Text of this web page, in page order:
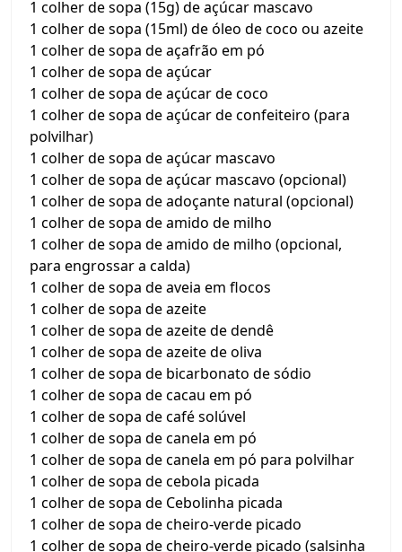
1 colher de sopa (15g) de açúcar mascavo
1 colher de sopa (15ml) de óleo de coco ou azeite
1 colher de sopa de açafrão em pó
1 colher de sopa de açúcar
1 colher de sopa de açúcar de coco
1 colher de sopa de açúcar de confeiteiro (para
polvilhar)
1 colher de sopa de açúcar mascavo
1 colher de sopa de açúcar mascavo (opcional)
1 colher de sopa de adoçante natural (opcional)
1 colher de sopa de amido de milho
1 colher de sopa de amido de milho (opcional,
para engrossar a calda)
1 colher de sopa de aveia em flocos
1 colher de sopa de azeite
1 colher de sopa de azeite de dendê
1 colher de sopa de azeite de oliva
1 colher de sopa de bicarbonato de sódio
1 colher de sopa de cacau em pó
1 colher de sopa de café solúvel
1 colher de sopa de canela em pó
1 colher de sopa de canela em pó para polvilhar
1 colher de sopa de cebola picada
1 colher de sopa de Cebolinha picada
1 colher de sopa de cheiro-verde picado
1 colher de sopa de cheiro-verde picado (salsinha